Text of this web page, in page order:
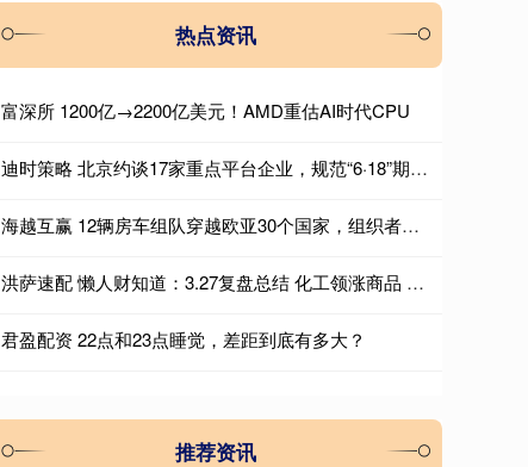
热点资讯
富深所 1200亿→2200亿美元！AMD重估AI时代CPU
迪时策略 北京约谈17家重点平台企业，规范“6·18”期间平台经营行为
海越互赢 12辆房车组队穿越欧亚30个国家，组织者：已经是第8次了，全程4万多公里全靠自驾，准备9月返回
洪萨速配 懒人财知道：3.27复盘总结 化工领涨商品 贵金属宽幅震荡将成常态
君盈配资 22点和23点睡觉，差距到底有多大？
推荐资讯